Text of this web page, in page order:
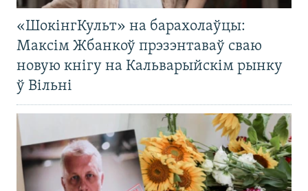
«ШокінгКульт» на барахолаўцы:
Максім Жбанкоў прэзэнтаваў сваю
новую кнігу на Кальварыйскім рынку
ў Вільні